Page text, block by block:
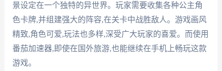
景设定在一个独特的异世界。玩家需要收集各种公主角
色卡牌,并组建强大的阵容,在关卡中战胜敌人。游戏画风
精致,角色可爱,玩法也多样,深受广大玩家的喜爱。而使用
番茄加速器,即使在国外旅游,也能继续在手机上畅玩这款
游戏。